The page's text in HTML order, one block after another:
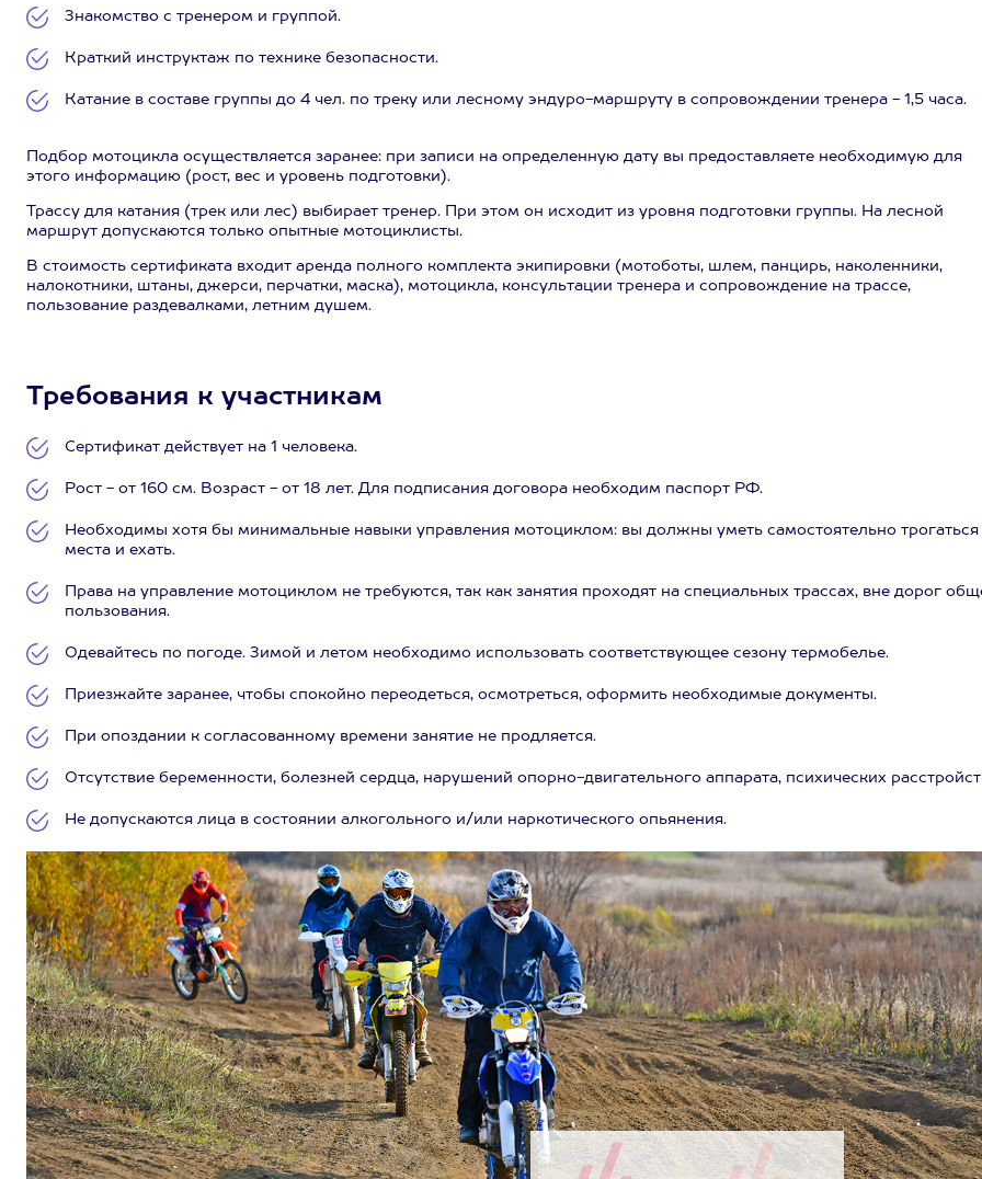
Знакомство с тренером и группой.
Краткий инструктаж по технике безопасности.
Катание в составе группы до 4 чел. по треку или лесному эндуро-маршруту в сопровождении тренера - 1,5 часа.
Подбор мотоцикла осуществляется заранее: при записи на определенную дату вы предоставляете необходимую для
этого информацию (рост, вес и уровень подготовки).
Трассу для катания (трек или лес) выбирает тренер. При этом он исходит из уровня подготовки группы. На лесной
маршрут допускаются только опытные мотоциклисты.
В стоимость сертификата входит аренда полного комплекта экипировки (мотоботы, шлем, панцирь, наколенники,
налокотники, штаны, джерси, перчатки, маска), мотоцикла, консультации тренера и сопровождение на трассе,
пользование раздевалками, летним душем.
Требования к участникам
Сертификат действует на 1 человека.
Рост - от 160 см. Возраст - от 18 лет. Для подписания договора необходим паспорт РФ.
Необходимы хотя бы минимальные навыки управления мотоциклом: вы должны уметь самостоятельно трогаться
места и ехать.
Права на управление мотоциклом не требуются, так как занятия проходят на специальных трассах, вне дорог
пользования.
Одевайтесь по погоде. Зимой и летом необходимо использовать соответствующее сезону термобелье.
Приезжайте заранее, чтобы спокойно переодеться, осмотреться, оформить необходимые документы.
При опоздании к согласованному времени занятие не продляется.
Отсутствие беременности, болезней сердца, нарушений опорно-двигательного аппарата, психических
Не допускаются лица в состоянии алкогольного и/или наркотического опьянения.